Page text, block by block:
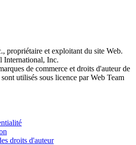
propriétaire et exploitant du site Web.
International, Inc.
de commerce et droits d'auteur de
utilisés sous licence par Web Team
droits d'auteur